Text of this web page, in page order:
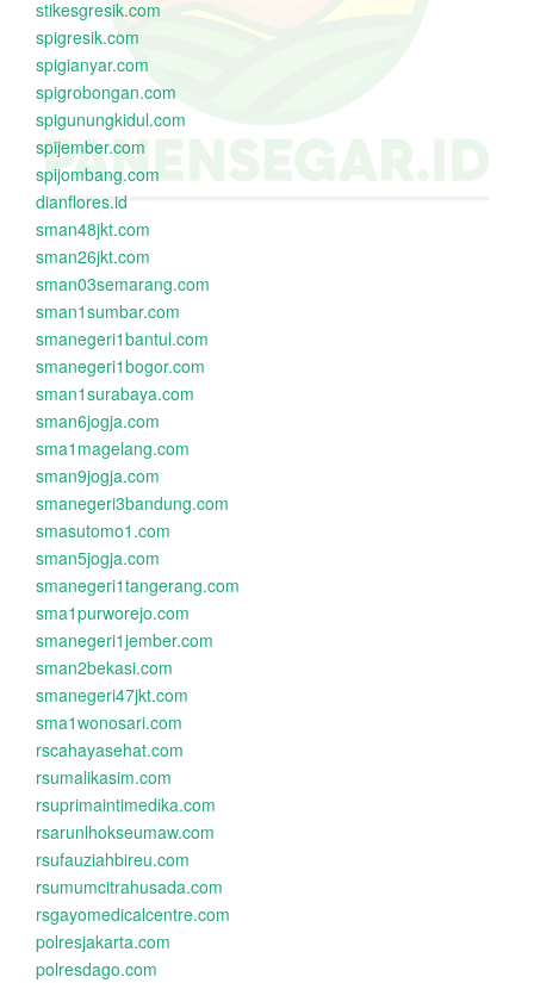
stikesgresik.com
spigresik.com
spigianyar.com
spigrobongan.com
spigunungkidul.com
spijember.com
spijombang.com
dianflores.id
sman48jkt.com
sman26jkt.com
sman03semarang.com
sman1sumbar.com
smanegeri1bantul.com
smanegeri1bogor.com
sman1surabaya.com
sman6jogja.com
sma1magelang.com
sman9jogja.com
smanegeri3bandung.com
smasutomo1.com
sman5jogja.com
smanegeri1tangerang.com
sma1purworejo.com
smanegeri1jember.com
sman2bekasi.com
smanegeri47jkt.com
sma1wonosari.com
rscahayasehat.com
rsumalikasim.com
rsuprimaintimedika.com
rsarunlhokseumaw.com
rsufauziahbireu.com
rsumumcitrahusada.com
rsgayomedicalcentre.com
polresjakarta.com
polresdago.com